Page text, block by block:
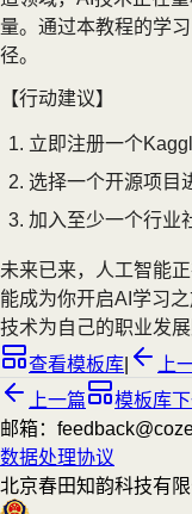
量。通过本教程的学
径。
【行动建议】
立即注册一个
选择一个开源项目
加入至少一个行业
未来已来，人工智能
能成为你开启AI学习
技术为自己的职业发展
查看模板库
上
上一篇
模板库
邮箱：
数据处理协议
北京春田知韵科技有限